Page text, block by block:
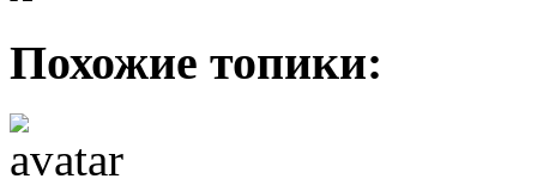
Похожие топики: